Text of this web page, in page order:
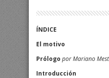
ÍNDICE
El motivo
Prólogo por Mariano
Introducción